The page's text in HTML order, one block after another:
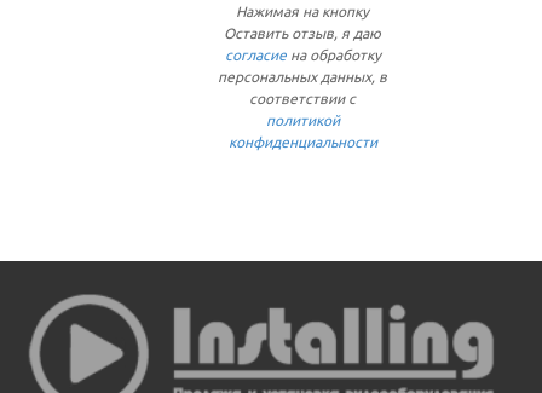
Нажимая на кнопку
Оставить отзыв, я даю
согласиена обработку
персональных данных, в
соответствии с
политикой
конфиденциальности